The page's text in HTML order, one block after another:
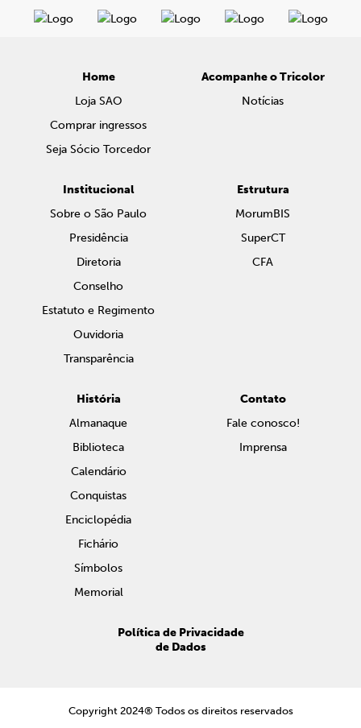
Home
Loja SAO
Comprar ingressos
Seja Sócio Torcedor
Acompanhe o Tricolor
Notícias
Institucional
Sobre o São Paulo
Presidência
Diretoria
Conselho
Estatuto e Regimento
Ouvidoria
Transparência
Estrutura
MorumBIS
SuperCT
CFA
História
Almanaque
Biblioteca
Calendário
Conquistas
Enciclopédia
Fichário
Símbolos
Memorial
Contato
Fale conosco!
Imprensa
Política de Privacidade
de Dados
Copyright 2024® Todos os direitos reservados